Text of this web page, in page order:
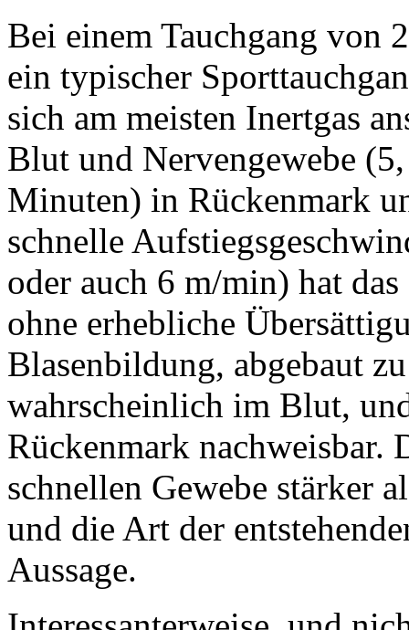
Bei einem Tauchgang von
ein typischer
sich am meisten Inertgas
Blut und Nervengewebe
Minuten) in Rückenmark
schnelle
oder auch 6 m/min) hat
ohne erhebliche
Blasenbildung, abgebaut
wahrscheinlich im Blut,
Rückenmark nachweisbar.
schnellen Gewebe stärker
und die Art der
Aussage.